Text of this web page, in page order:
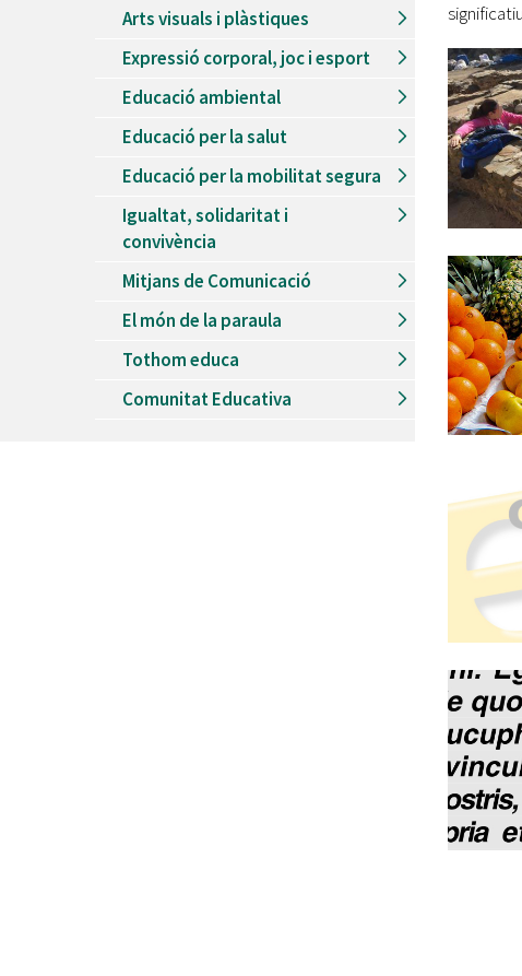
Arts visuals i plàstiques
Expressió corporal, joc i esport
Educació ambiental
Educació per la salut
Educació per la mobilitat segura
Igualtat, solidaritat i
convivència
Mitjans de Comunicació
El món de la paraula
Tothom educa
Comunitat Educativa